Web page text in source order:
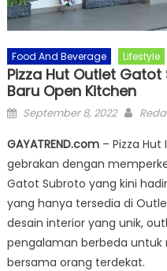
Food And Beverage Lifestyle
Pizza Hut Outlet
Baru Open Kitchen
Posted
September 8, 2022
GAYATREND.com– Pizza
gebrakan dengan
Gatot Subroto yang kini
yang hanya tersedia di
desain interior yang unik,
pengalaman berbeda
bersama orang terdekat.